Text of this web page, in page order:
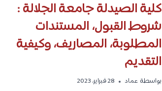
كلية الصيدلة جامعة الجلالة :
شروط القبول، المستندات
المطلوبة، المصاريف، وكيفية
التقديم
بواسطة عماد 28 فبراير، 2023